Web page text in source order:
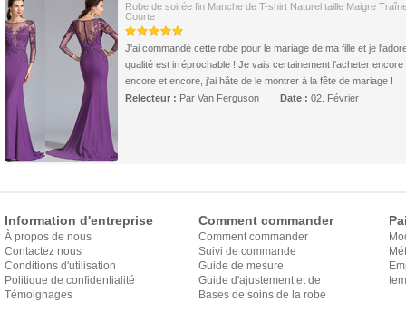
Robe de soirée fin Manche de T-shirt Naturel taille Maigre
Courte
J'ai commandé cette robe pour le mariage de ma fille et je
qualité est irréprochable ! Je vais certainement l'acheter encore
encore et encore, j'ai hâte de le montrer à la fête de mariage !
Relecteur : Par Van Ferguson Date : 02. Février
Information d'entreprise
À propos de nous
Contactez nous
Conditions d'utilisation
Politique de confidentialité
Témoignages
Comment commander
Comment commander
Suivi de commande
Guide de mesure
Guide d'ajustement et de
style
Bases de soins de la robe